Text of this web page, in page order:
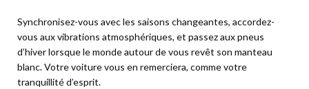
Synchronisez-vous avec les saisons changeantes, accordez-
vous aux vibrations atmosphériques, et passez aux pneus
d’hiver lorsque le monde autour de vous revêt son manteau
blanc. Votre voiture vous en remerciera, comme votre
tranquillité d’esprit.